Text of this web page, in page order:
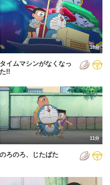
未視聴
通常回
誕生日スペシャル
18分
タイムマシンがなくなっ
た!!
11分
のろのろ、じたばた